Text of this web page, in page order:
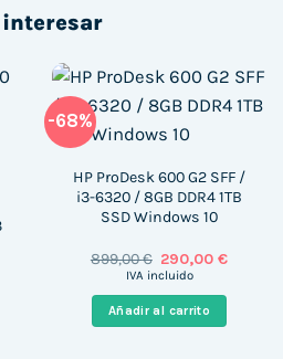
interesar
€.
-68%
HP ProDesk 600 G2 SFF /
i3-6320 / 8GB DDR4 1TB
SSD Windows 10
899,00€ El
precio
era:
899,00 €.
290,00€El
IVA incluido
Añadir al carrito